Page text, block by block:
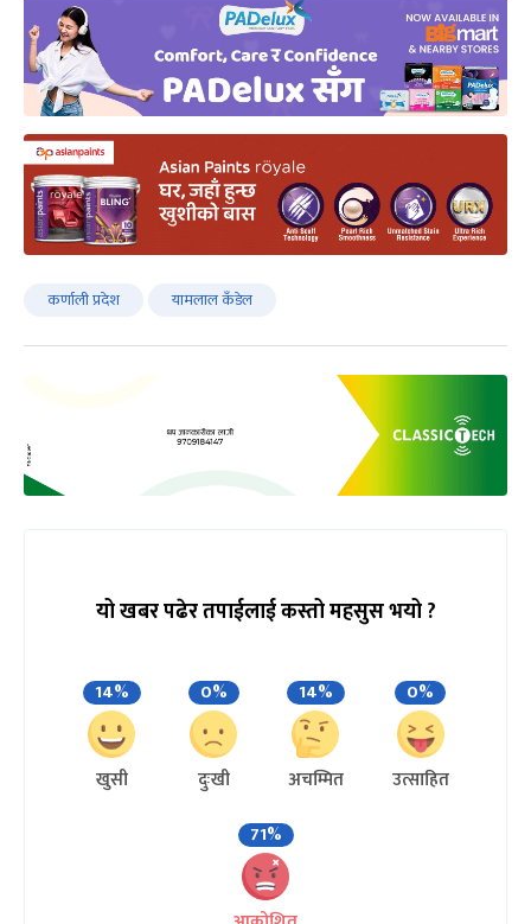
कर्णाली प्रदेश यामलाल कँडेल
यो खबर पढेर तपाईलाई कस्तो महसुस भयो ?
14%
खुसी
0%
दुःखी
14%
अचम्मित
0%
उत्साहित
71%